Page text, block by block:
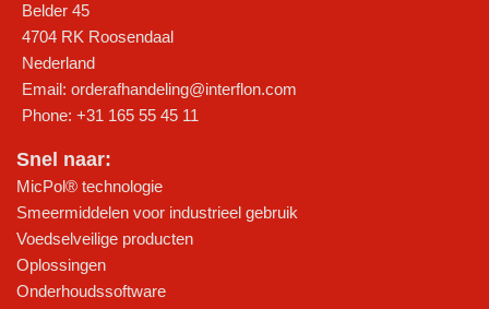
Belder 45
4704 RK Roosendaal
Nederland
Email: orderafhandeling@interflon.com
Phone: +31 165 55 45 11
Snel naar:
MicPol® technologie
Smeermiddelen voor industrieel gebruik
Voedselveilige producten
Oplossingen
Onderhoudssoftware